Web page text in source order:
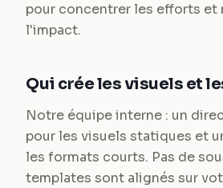
pour concentrer les efforts et
l'impact.
Qui crée les visuels et
Notre équipe interne : un
pour les visuels statiques et
les formats courts. Pas de
templates sont alignés sur